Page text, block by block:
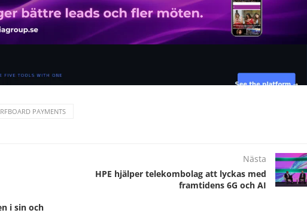
PAYMENTS
i sin och
Nästa
HPE hjälper telekombolag att lyckas med
framtidens 6G och AI